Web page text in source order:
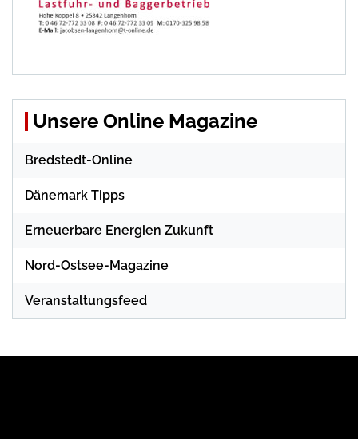
Unsere Online Magazine
Bredstedt-Online
Dänemark Tipps
Erneuerbare Energien Zukunft
Nord-Ostsee-Magazine
Veranstaltungsfeed